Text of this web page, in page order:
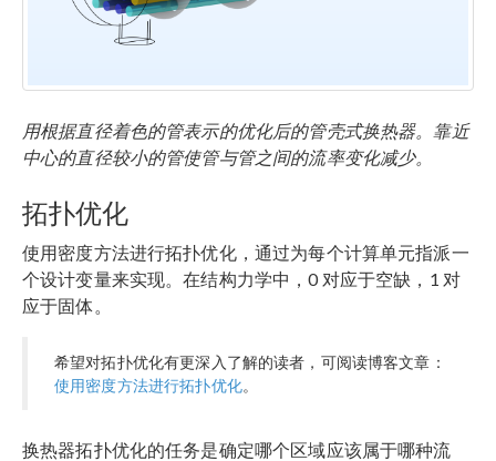
用根据直径着色的管表示的优化后的管壳式换热器。靠近
中心的直径较小的管使管与管之间的流率变化减少。
拓扑优化
使用密度方法进行拓扑优化，通过为每个计算单元指派一
个设计变量来实现。在结构力学中，0 对应于空缺，1 对
应于固体。
希望对拓扑优化有更深入了解的读者，可阅读博客文章：
使用密度方法进行拓扑优化。
换热器拓扑优化的任务是确定哪个区域应该属于哪种流